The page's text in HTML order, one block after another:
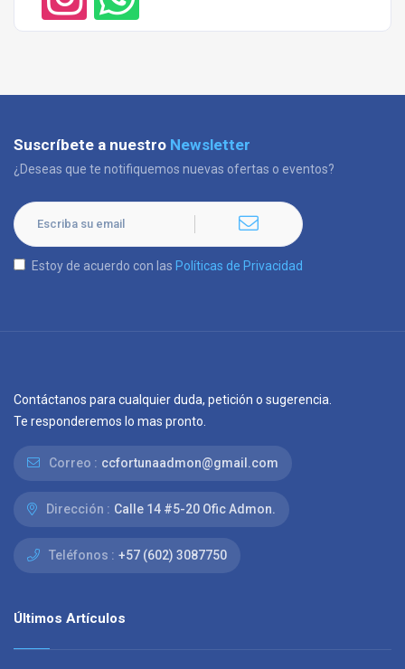
Suscríbete a nuestro Newsletter
¿Deseas que te notifiquemos nuevas ofertas o eventos?
Estoy de acuerdo con las Políticas de Privacidad
Contáctanos para cualquier duda, petición o sugerencia.
Te responderemos lo mas pronto.
Correo : ccfortunaadmon@gmail.com
Dirección : Calle 14 #5-20 Ofic Admon.
Teléfonos : +57 (602) 3087750
Últimos Artículos